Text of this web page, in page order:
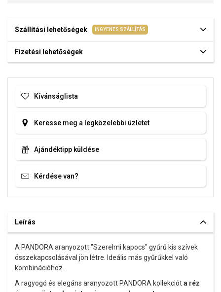
Szállítási lehetőségek INGYENES SZÁLLÍTÁS
Fizetési lehetőségek
Kívánságlista
Keresse meg a legközelebbi üzletet
Ajándéktipp küldése
Kérdése van?
Leírás
A PANDORA aranyozott "Szerelmi kapocs" gyűrű kis szívek
összekapcsolásával jön létre. Ideális más gyűrűkkel való
kombinációhoz.
A ragyogó és elegáns aranyozott PANDORA kollekcióta réz